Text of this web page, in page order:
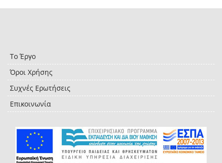
Το Έργο
Όροι Χρήσης
Συχνές Ερωτήσεις
Επικοινωνία